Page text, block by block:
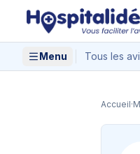
Aller au contenu principal
Menu Tous les
Accueil·